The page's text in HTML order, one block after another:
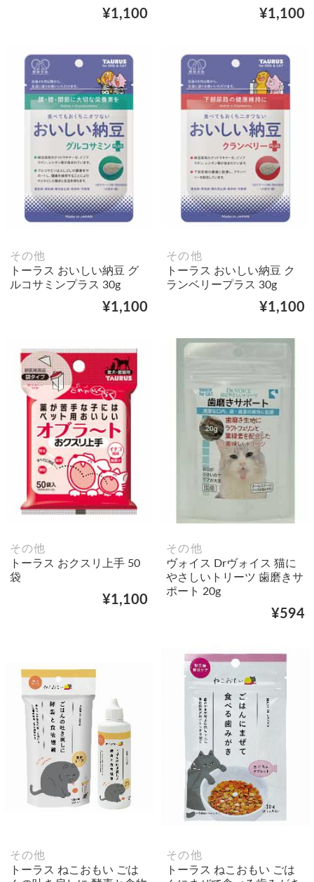
¥1,100 ¥1,100
その他
トーラス おいしい納豆 グ
ルコサミンプラス 30g
¥1,100
その他
トーラス おいしい納豆 ク
ランベリープラス 30g
¥1,100
その他
トーラス おクスリ上手 50
袋
¥1,100
その他
ヴォイス Drヴォイス 猫に
やさしいトリーツ 歯磨きサ
ポート 20g
¥594
その他
トーラス ねこおもい ごは
その他
トーラス ねこおもい ごは